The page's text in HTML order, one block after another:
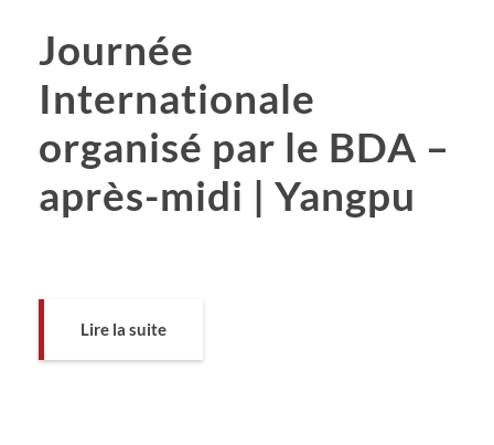
Journée
Internationale
organisé par le BDA –
après-midi | Yangpu
Lire la suite